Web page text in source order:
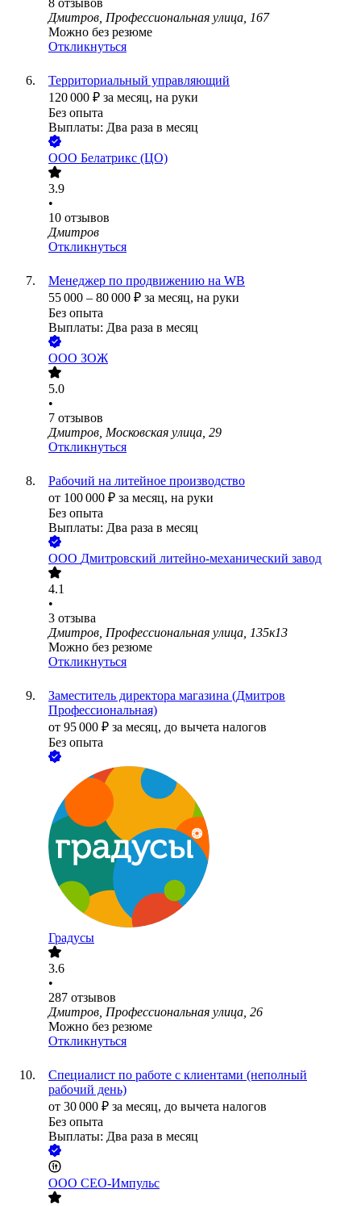
8 отзывов
Дмитров, Профессиональная улица, 167
Можно без резюме
Откликнуться
Территориальный управляющий
120 000 ₽ за месяц, на руки
Без опыта
Выплаты: Два раза в месяц
ООО Белатрикс (ЦО)
3.9
•
10 отзывов
Дмитров
Откликнуться
Менеджер по продвижению на WB
55 000 – 80 000 ₽ за месяц, на руки
Без опыта
Выплаты: Два раза в месяц
ООО ЗОЖ
5.0
•
7 отзывов
Дмитров, Московская улица, 29
Откликнуться
Рабочий на литейное производство
от 100 000 ₽ за месяц, на руки
Без опыта
Выплаты: Два раза в месяц
ООО Дмитровский литейно-механический завод
4.1
•
3 отзыва
Дмитров, Профессиональная улица, 135к13
Можно без резюме
Откликнуться
Заместитель директора магазина (Дмитров
Профессиональная)
от 95 000 ₽ за месяц, до вычета налогов
Без опыта
Градусы
3.6
•
287 отзывов
Дмитров, Профессиональная улица, 26
Можно без резюме
Откликнуться
Специалист по работе с клиентами (неполный
рабочий день)
от 30 000 ₽ за месяц, до вычета налогов
Без опыта
Выплаты: Два раза в месяц
ООО СЕО-Импульс